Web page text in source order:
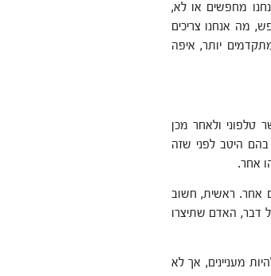
מחפשים או לא,
מה אנחנו צריכים
יותר, איפה
טלפוני ולאחר מכן
היטב לפני שזה
אחר.
אחר. ראשית, חשוב
דבר, האדם שתיצרו
מעניינים, אך לא